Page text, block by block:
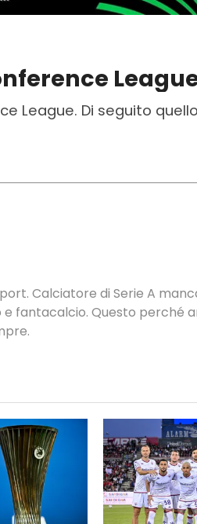
League. Di seguito
Calciatore di Serie A
fantacalcio. Questo perché